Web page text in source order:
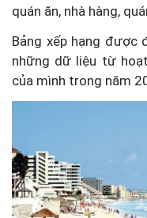
quán ăn, nhà hàng,
Bảng xếp hạng được
những dữ liệu từ
của mình trong năm